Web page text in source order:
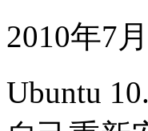
2010年7
Ubuntu